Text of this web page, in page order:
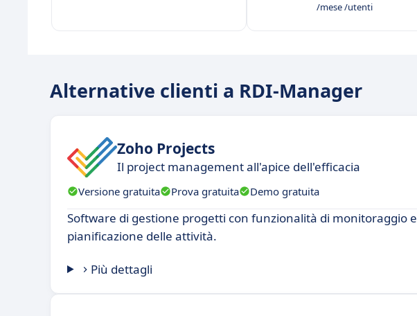
/mese /utenti
Alternative clienti a RDI-Manager
Zoho Projects
Il project management all'apice dell'efficacia
Versione gratuita Prova gratuita Demo gratuita
Software di gestione progetti con funzionalità di monitoraggio e
pianificazione delle attività.
Più dettagli